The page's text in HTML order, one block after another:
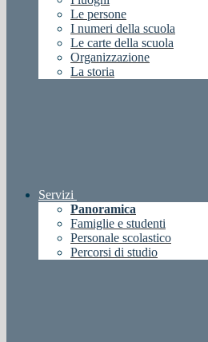
Le persone
I numeri della scuola
Le carte della scuola
Organizzazione
La storia
Servizi
Panoramica
Famiglie e studenti
Personale scolastico
Percorsi di studio